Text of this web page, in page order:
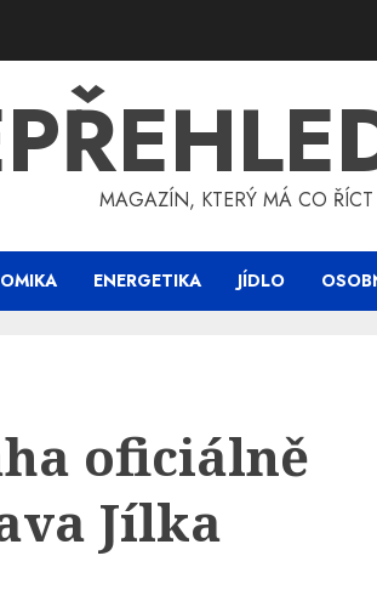
MAGAZÍN, KTERÝ MÁ CO ŘÍCT
ENERGETIKA JÍDLO
oficiálně
Jílka